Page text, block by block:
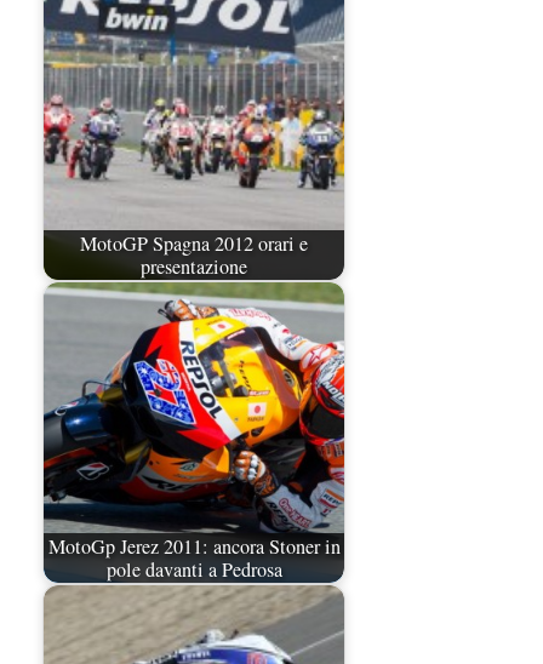
MotoGP Spagna 2012 orari e
presentazione
MotoGp Jerez 2011: ancora Stoner in
pole davanti a Pedrosa